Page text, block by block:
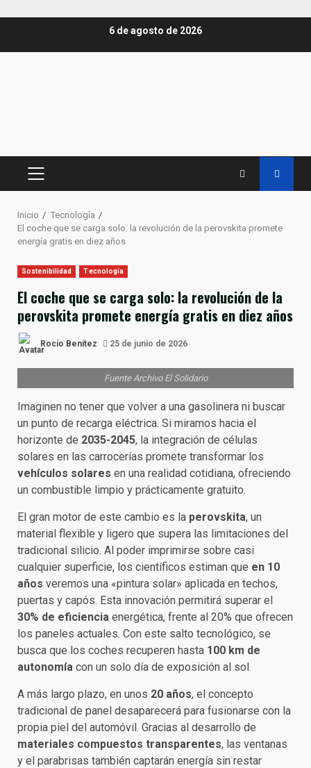
6 de agosto de 2026
MENÚ
Inicio
Tecnología
El coche que se carga solo: la revolución de la perovskita promete
energía gratis en diez años
Sostenibilidad Tecnología
El coche que se carga solo: la revolución de la
perovskita promete energía gratis en diez años
Rocío Benítez 25 de junio de 2026
Fuente Archivo El Solidario
Imaginen no tener que volver a una gasolinera ni buscar
un punto de recarga eléctrica. Si miramos hacia el
horizonte de 2035-2045, la integración de células
solares en las carrocerías promete transformar los
vehículos solares en una realidad cotidiana, ofreciendo
un combustible limpio y prácticamente gratuito.
El gran motor de este cambio es la perovskita, un
material flexible y ligero que supera las limitaciones del
tradicional silicio. Al poder imprimirse sobre casi
cualquier superficie, los científicos estiman que en 10
años veremos una «pintura solar» aplicada en techos,
puertas y capós. Esta innovación permitirá superar el
30% de eficiencia energética, frente al 20% que ofrecen
los paneles actuales. Con este salto tecnológico, se
busca que los coches recuperen hasta 100 km de
autonomía con un solo día de exposición al sol.
A más largo plazo, en unos 20 años, el concepto
tradicional de panel desaparecerá para fusionarse con la
propia piel del automóvil. Gracias al desarrollo de
materiales compuestos transparentes, las ventanas
y el parabrisas también captarán energía sin restar